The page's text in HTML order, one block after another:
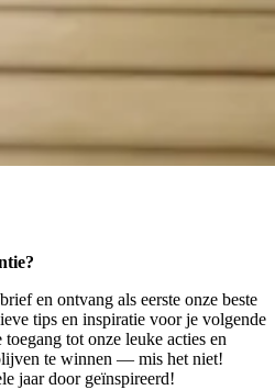
en ontvang als eerste onze beste
tips en inspiratie voor je volgende
tot onze leuke acties en
te winnen — mis het niet!
jaar door geïnspireerd!